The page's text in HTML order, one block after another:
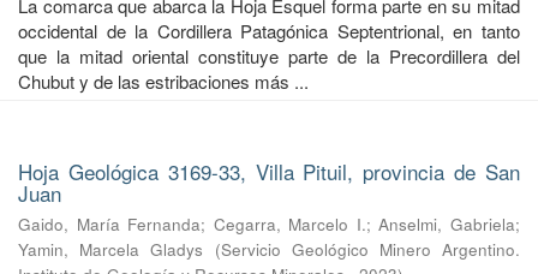
occidental de la Cordillera Patagónica Septentrional, en tanto
que la mitad oriental constituye parte de la Precordillera del
Chubut y de las estribaciones más ...
Hoja Geológica 3169-33, Villa Pituil, provincia de San
Juan
Gaido, María Fernanda; Cegarra, Marcelo I.;Anselmi, Gabriela;
Yamin, Marcela Gladys
(Servicio Geológico Minero Argentino.